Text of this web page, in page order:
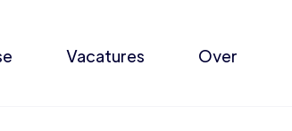
Vacatures Over